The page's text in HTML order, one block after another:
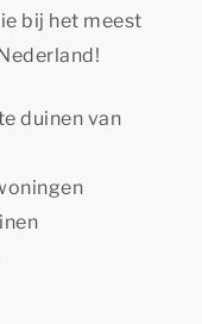
bij het meest
duinen van